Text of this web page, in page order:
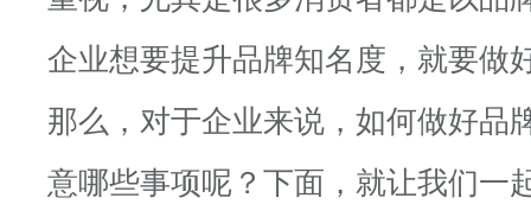
企业想要提升品牌知名度，就要做
那么，对于企业来说，如何做好品
意哪些事项呢？下面，就让我们一